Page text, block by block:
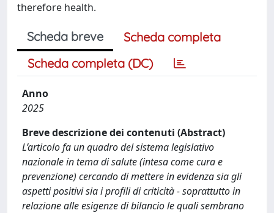
therefore health.
Scheda breve
Scheda completa
Scheda completa (DC)
Anno
2025
Breve descrizione dei contenuti (Abstract)
L’articolo fa un quadro del sistema legislativo
nazionale in tema di salute (intesa come cura e
prevenzione) cercando di mettere in evidenza sia gli
aspetti positivi sia i profili di criticità - soprattutto in
relazione alle esigenze di bilancio le quali sembrano